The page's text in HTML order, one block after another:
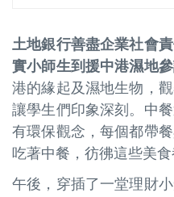
土地銀行善盡企業社會
實小師生到援中港濕地
港的緣起及濕地生物，
讓學生們印象深刻。 中
有環保觀念，每個都帶
吃著中餐，彷彿這些美食
午後，穿插了一堂理財